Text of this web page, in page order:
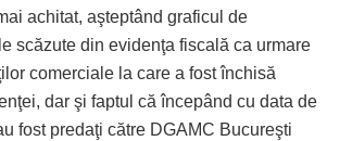
achitat, aşteptând graficul de
scăzute din evidenţa fiscală ca urmare
comerciale la care a fost închisă
dar şi faptul că începând cu data de
fost predaţi către DGAMC Bucureşti